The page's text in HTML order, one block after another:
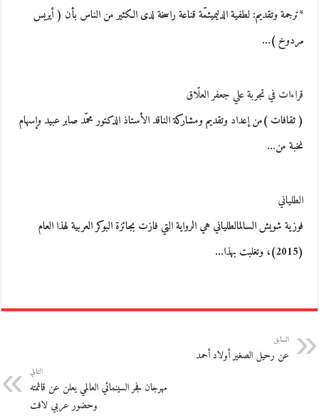
*ترجمة وتقديم: لطفية الدليميثمّة قناعة راسخة لدى الكثير من الناس بأن ( أيريس
مردوخ )…
قراءات في تجربة علي جعفر العلّاق
( ثقافات )من إعداد وتقديم ومشاركة الناقد الأستاذ الدكتور محمّد صابر عبيد وإسهام
نخبة من…
الطلياني
فوزية شويش السالمالطلياني هي الرواية التي فازت بجائزة البوكر العربية لهذا العام
(2015)، وتغلبت بهذا…
السابق
عن رحيل الصغير أولاد أحمد
التالي
مهرجان فجر السينمائي العالمي يعلن عن قائمته
وحضور عربي لافت